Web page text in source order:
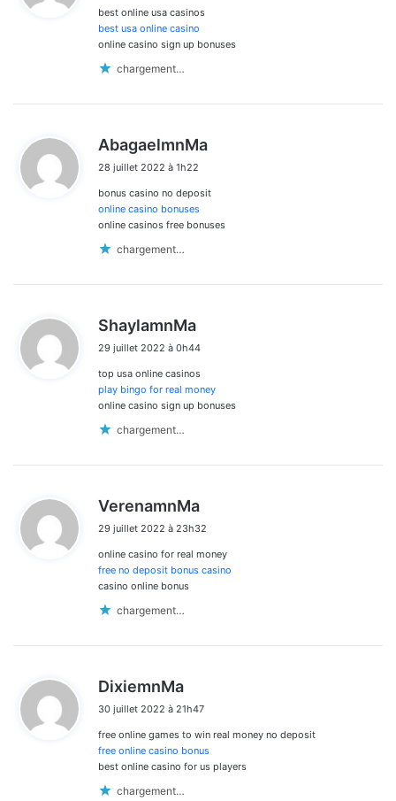
:
best online usa casinos
best usa online casino
online casino sign up bonuses
chargement…
AbagaelmnMa
28 juillet 2022 à 1h22
bonus casino no deposit
online casino bonuses
online casinos free bonuses
chargement…
ShaylamnMa
t
:
29 juillet 2022 à 0h44
top usa online casinos
play bingo for real money
online casino sign up bonuses
chargement…
VerenamnMa
t
:
29 juillet 2022 à 23h32
online casino for real money
free no deposit bonus casino
casino online bonus
chargement…
DixiemnMa
t
:
30 juillet 2022 à 21h47
free online games to win real money no deposit
free online casino bonus
best online casino for us players
chargement…